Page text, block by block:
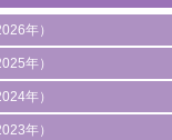
年）
素合成に関する研究動向
ーター技術により加速する
年）
素化によるグリーン燃料/グリ
ル製造
年）
ノ構造を有する触媒材料
年）